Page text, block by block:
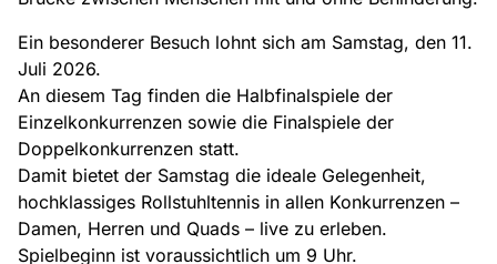
Ein besonderer Besuch lohnt sich am Samstag, den 11.
Juli 2026.
An diesem Tag finden die Halbfinalspiele der
Einzelkonkurrenzen sowie die Finalspiele der
Doppelkonkurrenzen statt.
Damit bietet der Samstag die ideale Gelegenheit,
hochklassiges Rollstuhltennis in allen Konkurrenzen –
Damen, Herren und Quads – live zu erleben.
Spielbeginn ist voraussichtlich um 9 Uhr.